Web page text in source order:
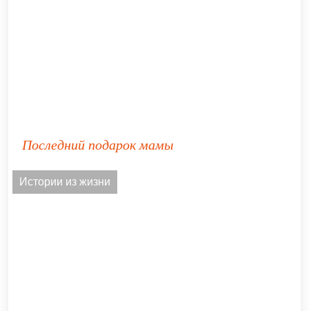
Последний подарок мамы
Истории из жизни